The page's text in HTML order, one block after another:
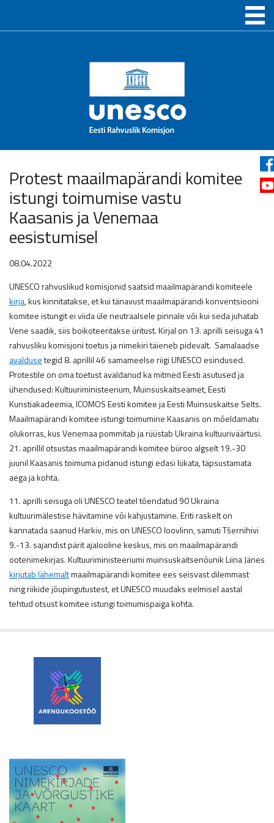
Protest maailmapärandi komitee
istungi toimumise vastu
Kaasanis ja Venemaa
eesistumisel
08.04.2022
UNESCO rahvuslikud komisjonid saatsid maailmapärandi komiteele
kirja, kus kinnitatakse, et kui tänavust maailmapärandi konventsiooni
komitee istungit ei viida üle neutraalsele pinnale või kui seda juhatab
Vene saadik, siis boikoteeritakse üritust. Kirjal on 13. aprilli seisuga 41
rahvusliku komisjoni toetus ja nimekiri täieneb pidevalt. Samalaadse
avaldusetegid 8. aprillil 46 samameelse riigi UNESCO esindused.
Protestile on oma toetust avaldanud ka mitmed Eesti asutused ja
ühendused: Kultuuriministeerium, Muinsuskaitseamet, Eesti
Kunstiakadeemia, ICOMOS Eesti komitee ja Eesti Muinsuskaitse Selts.
Maailmapärandi komitee istungi toimumine Kaasanis on mõeldamatu
olukorras, kus Venemaa pommitab ja rüüstab Ukraina kultuuriväärtusi.
21. aprillil otsustas maailmapärandi komitee büroo algselt 19.-30
juunil Kaasanis toimuma pidanud istungi edasi lükata, täpsustamata
aega ja kohta.
11. aprilli seisuga oli UNESCO teatel tõendatud 90 Ukraina
kultuurimälestise hävitamine või kahjustamine. Eriti raskelt on
kannatada saanud Harkiv, mis on UNESCO loovlinn, samuti Tšernihivi
9.-13. sajandist pärit ajalooline keskus, mis on maailmapärandi
ootenimekirjas. Kultuuriministeeriumi muinsuskaitsenõunik Liina Jänes
kirjutab lähemaltmaailmapärandi komitee ees seisvast dilemmast
ning riikide jõupingutustest, et UNESCO muudaks eelmisel aastal
tehtud otsust komitee istungi toimumispaiga kohta.